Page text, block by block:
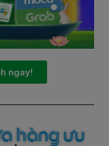
ngay!
hàng ưu